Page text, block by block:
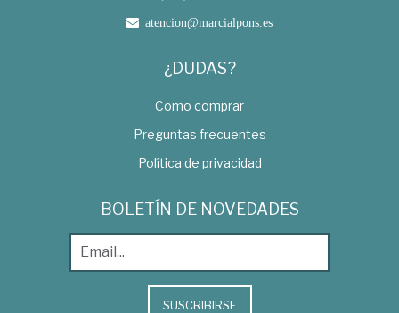
atencion@marcialpons.es
¿DUDAS?
Como comprar
Preguntas frecuentes
Política de privacidad
BOLETÍN DE NOVEDADES
SUSCRIBIRSE